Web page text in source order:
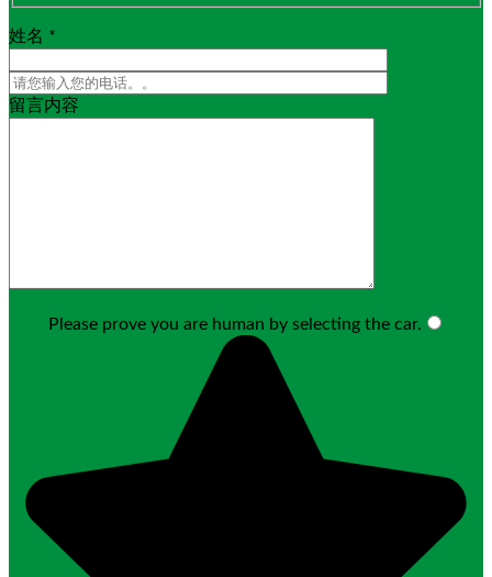
姓名 *
留言内容
Please prove you are human by selecting thecar.